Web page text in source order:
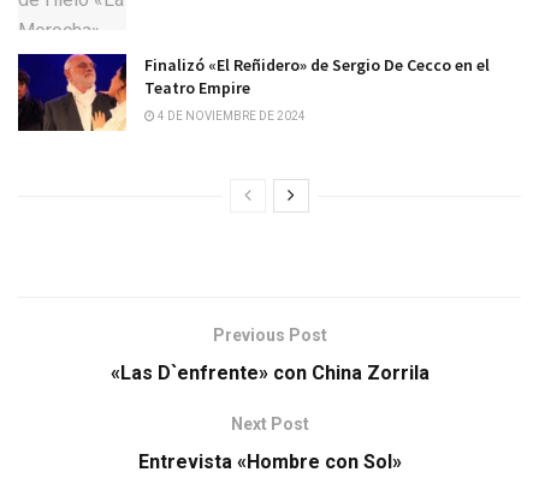
Finalizó «El Reñidero» de Sergio De Cecco en el
Teatro Empire
4 DE NOVIEMBRE DE 2024
Previous Post
«Las D`enfrente» con China Zorrila
Next Post
Entrevista «Hombre con Sol»